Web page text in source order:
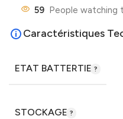
59 People watching
Caractéristiques
ETAT BATTERTIE
STOCKAGE